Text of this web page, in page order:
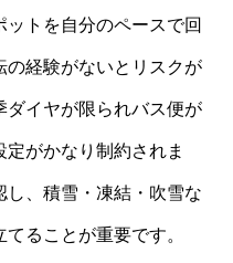
トを自分のペースで回
の経験がないとリスクが
ダイヤが限られバス便が
がかなり制約されま
、積雪・凍結・吹雪な
ることが重要です。